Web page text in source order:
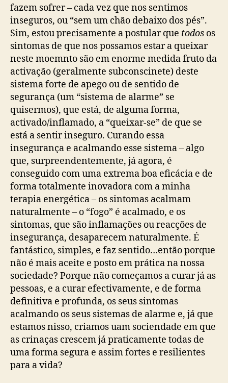
fazem sofrer – cada vez que nos sentimos
inseguros, ou “sem um chão debaixo dos pés”.
Sim, estou precisamente a postular que todos os
sintomas de que nos possamos estar a queixar
neste moemnto são em enorme medida fruto da
activação (geralmente subconscinete) deste
sistema forte de apego ou de sentido de
segurança (um “sistema de alarme” se
quisermos), que está, de alguma forma,
activado/inflamado, a “queixar-se” de que se
está a sentir inseguro. Curando essa
insegurança e acalmando esse sistema – algo
que, surpreendentemente, já agora, é
conseguido com uma extrema boa eficácia e de
forma totalmente inovadora com a minha
terapia energética – os sintomas acalmam
naturalmente – o “fogo” é acalmado, e os
sintomas, que são inflamações ou reacções de
insegurança, desaparecem naturalmente. É
fantástico, simples, e faz sentido…então porque
não é mais aceite e posto em prática na nossa
sociedade? Porque não começamos a curar já as
pessoas, e a curar efectivamente, e de forma
definitiva e profunda, os seus sintomas
acalmando os seus sistemas de alarme e, já que
estamos nisso, criamos uam sociendade em que
as crinaças crescem já praticamente todas de
uma forma segura e assim fortes e resilientes
para a vida?